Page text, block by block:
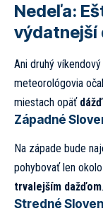
Nedeľa:
výdatnejší
Ani druhý
meteorológovia
miestach opäť
Západné
Na západe bude
pohybovať len okolo
trvalejším dažďom.
Stredné